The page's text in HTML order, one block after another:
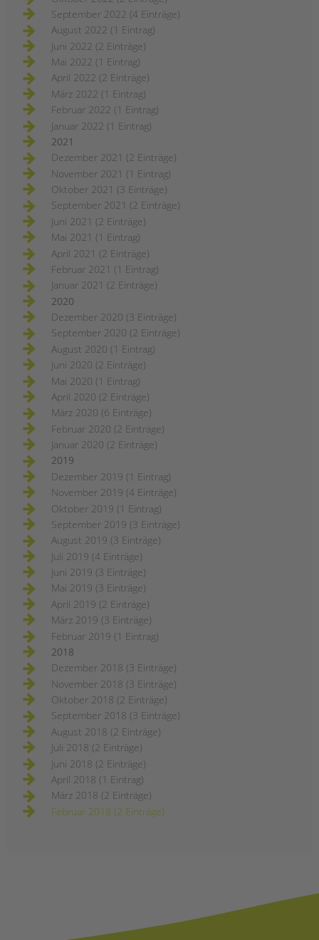
September 2022 (4 Einträge)
August 2022 (1 Eintrag)
Juni 2022 (2 Einträge)
Mai 2022 (1 Eintrag)
April 2022 (2 Einträge)
März 2022 (1 Eintrag)
Februar 2022 (1 Eintrag)
Januar 2022 (1 Eintrag)
2021
Dezember 2021 (2 Einträge)
November 2021 (1 Eintrag)
Oktober 2021 (3 Einträge)
September 2021 (2 Einträge)
Juni 2021 (2 Einträge)
Mai 2021 (1 Eintrag)
April 2021 (2 Einträge)
Februar 2021 (1 Eintrag)
Januar 2021 (2 Einträge)
2020
Dezember 2020 (3 Einträge)
September 2020 (2 Einträge)
August 2020 (1 Eintrag)
Juni 2020 (2 Einträge)
Mai 2020 (1 Eintrag)
April 2020 (2 Einträge)
März 2020 (6 Einträge)
Februar 2020 (2 Einträge)
Januar 2020 (2 Einträge)
2019
Dezember 2019 (1 Eintrag)
November 2019 (4 Einträge)
Oktober 2019 (1 Eintrag)
September 2019 (3 Einträge)
August 2019 (3 Einträge)
Juli 2019 (4 Einträge)
Juni 2019 (3 Einträge)
Mai 2019 (3 Einträge)
April 2019 (2 Einträge)
März 2019 (3 Einträge)
Februar 2019 (1 Eintrag)
2018
Dezember 2018 (3 Einträge)
November 2018 (3 Einträge)
Oktober 2018 (2 Einträge)
September 2018 (3 Einträge)
August 2018 (2 Einträge)
Juli 2018 (2 Einträge)
Juni 2018 (2 Einträge)
April 2018 (1 Eintrag)
März 2018 (2 Einträge)
Februar 2018 (2 Einträge)